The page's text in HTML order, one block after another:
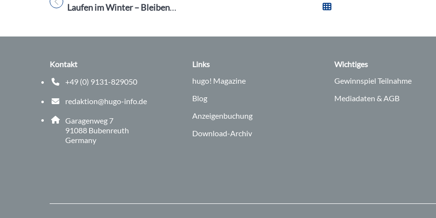
Titel für Beitrag
Laufen im Winter – Bleiben Sie mit AOK, Run and Hike, und Team Schamel fit und gesund
Kontakt
+49 (0) 9131-829050
Telefonnummer: 0 9 1 3 1 8 2 9 0 5 0
redaktion@hugo-info.de
E-Mail Adresse: redaktion@hugo-info.de
Adresse:
Garagenweg 7
91088 , 9 1 0 8 8
Bubenreuth
Germany
Links
hugo! Magazine
Blog
Anzeigenbuchung
Download-Archiv
Wichtiges
Gewinnspiel Teilnahme
Mediadaten & AGB